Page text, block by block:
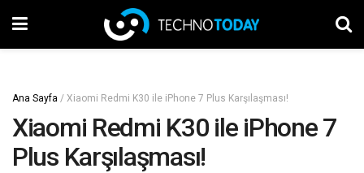
Ana Sayfa / Xiaomi Redmi K30 ile iPhone 7 Plus Karşılaşması!
Xiaomi Redmi K30 ile iPhone 7
Plus Karşılaşması!